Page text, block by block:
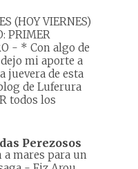
(HOY VIERNES)
PRIMER
- * Con algo de
mi aporte a
juevera de esta
de Luferura
todos los
Perezosos
mares para un